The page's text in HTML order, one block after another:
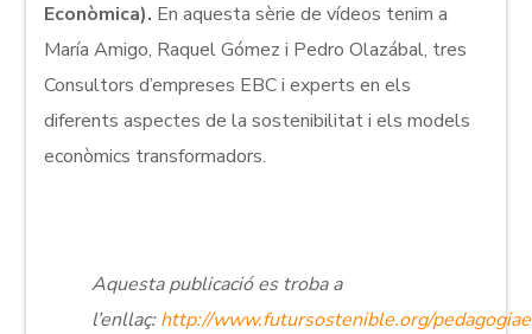
Econòmica). En aquesta sèrie de vídeos tenim a
María Amigo, Raquel Gómez i Pedro Olazábal, tres
Consultors d’empreses EBC i experts en els
diferents aspectes de la sostenibilitat i els models
econòmics transformadors.
Aquesta publicació es troba a
l’enllaç:http://www.futursostenible.org/